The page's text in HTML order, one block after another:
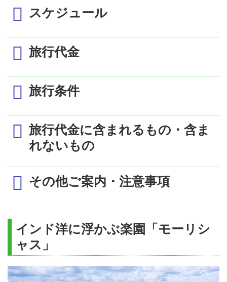
スケジュール
1日目 3/19（木）
へ
エミレーツ航空317便にて関空23：30発 ✈ ドバイ
へ
機内泊
2日目 3/20（金）
06：00頃ドバイ着
エミレーツ航空703便にてドバイ10：15発 ✈ モー
リシャス16：55着
到着後、専用車にてコンスタンス・ベルマーレ・
モーリシャス泊
3日目 3/21（土）
シャトルバスにてコースへ
レジェンドコースにてプレー
旅行代金
発着地／航空便クラス
ビジネスクラス
旅行条件
最少催行人員
8名
食事条件
朝食5回、昼食3回、夕食4回付
添乗員
ャス空港到着後より同行しお世話
致します
設定ホテル
［モーリシャス］コンスタンス・
ベルマーレ・プラージュ（プレス
キース・ホテル・ドバイ（デラッ
旅行代金に含まれるもの・含ま
れないもの
日程に明記した宿泊代金
日程に明記したゴルフプレー代金（グリー
ンフィ・カートフィ）
その他ご案内・注意事項
インド洋に浮かぶ楽園「モーリシ
ャス」